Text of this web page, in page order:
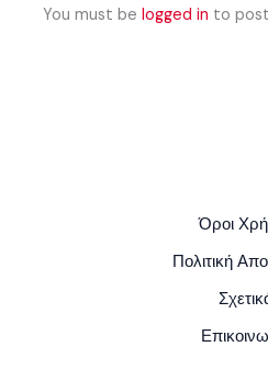
You must belogged in to
Όροι
Πολιτική